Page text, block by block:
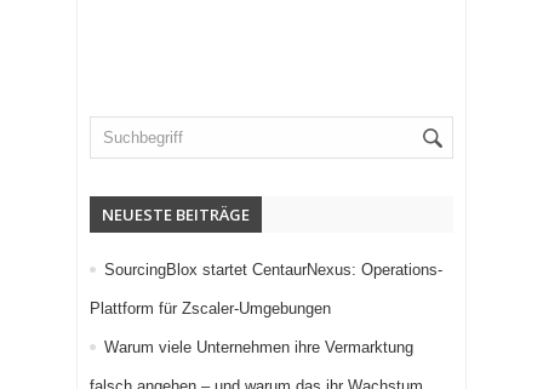
NEUESTE BEITRÄGE
SourcingBlox startet CentaurNexus: Operations-
Plattform für Zscaler-Umgebungen
Warum viele Unternehmen ihre Vermarktung